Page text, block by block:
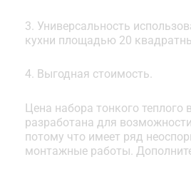
3. Универсальность
кухни площадью 20
4. Выгодная стоимость.
Цена набора тонкого
разработана для
потому что имеет ряд
монтажные работы.